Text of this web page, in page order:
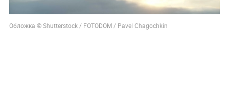
Обложка © Shutterstock / FOTODOM / Pavel Chagochkin